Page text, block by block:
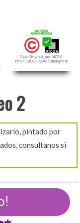
2
pintado por
consultanos si